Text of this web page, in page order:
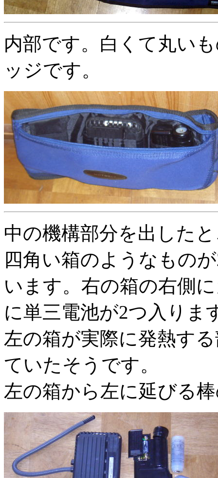
内部です。白くて丸い
ッジです。
中の機構部分を出した
四角い箱のようなもの
います。右の箱の右側
に単三電池が2つ入りま
左の箱が実際に発熱す
ていたそうです。
左の箱から左に延びる